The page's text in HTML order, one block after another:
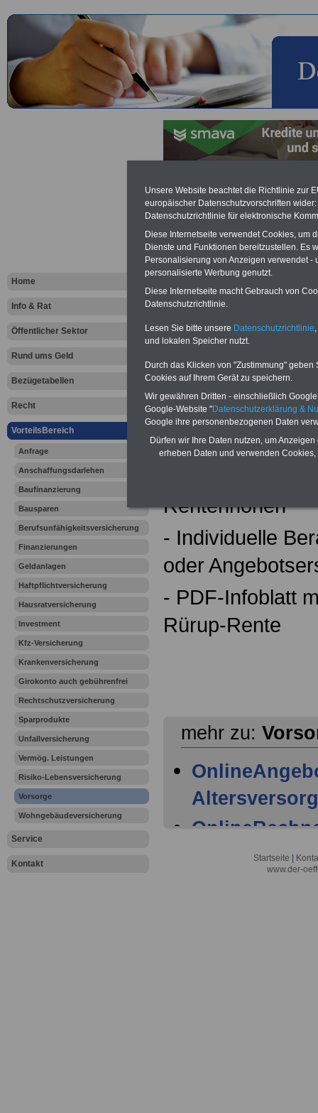
Home
Info & Rat
Öffentlicher Sektor
Rund ums Geld
Bezügetabellen
Recht
VorteilsBereich
Anfrage
Anschaffungsdarlehen
Baufinanzierung
Bausparen
Berufsunfähigkeitsversicherung
Finanzierungen
Geldanlagen
Haftpflichtversicherung
Hausratversicherung
Investment
Kfz-Versicherung
Krankenversicherung
Girokonto auch gebührenfrei
Rechtschutzversicherung
Sparprodukte
Unfallversicherung
Vermög. Leistungen
Risiko-Lebensversicherung
Vorsorge
Wohngebäudeversicherung
Service
Kontakt
Rürup-
Rürup-
Das bietet Ihnen
- Ausführlicher
Rentenhöhen
- Individuelle
oder
- PDF-Infoblatt
Rürup-Rente
mehr zu:
Startseite
www.der-
Unsere Website beachtet die Richtlinie zur
europäischer Datenschutzvorschriften
Datenschutzrichtlinie für elektronische
Diese Internetseite verwendet Cookies, um
Dienste und Funktionen bereitzustellen. Es
Personalisierung von Anzeigen verwendet
personalisierte Werbung genutzt.
Diese Internetseite macht Gebrauch von
Datenschutzrichtlinie.
Lesen Sie bitte unsere Datenschutzrichtlinie
und lokalen Speicher nutzt.
Durch das Klicken von "Zustimmung"
Cookies auf Ihrem Gerät zu speichern.
Wir gewähren Dritten - einschließlich
Google-Website "Datenschutzerklärung &
Google ihre personenbezogenen Daten
Dürfen wir Ihre Daten nutzen, um
erheben Daten und verwenden